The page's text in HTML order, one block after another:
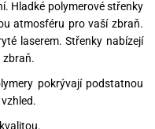
Hladké polymerové střenky
atmosféru pro vaší zbraň.
laserem. Střenky nabízejí
zbraň.
pokrývají podstatnou